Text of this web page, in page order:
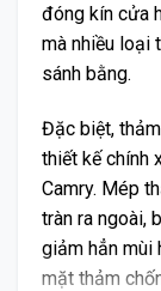
đóng kín cửa
mà nhiều loại
sánh bằng.
Đặc biệt,
thiết kế chính
Camry. Mép
tràn ra ngoài,
giảm hẳn mùi
mặt thảm